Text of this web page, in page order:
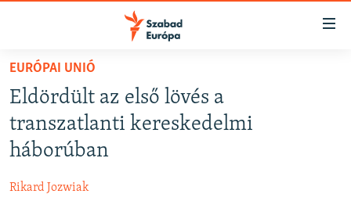
Akadálymentes
Ugrás
fő
oldalra
Ugrás
tartalomjegyzékre
NAPIRENDEN
PODCASTOK
ELEMZŐ
EURÓPAI UNIÓ
Eldördült az első lövés a
transzatlanti kereskedelmi
háborúban
Rikard Jozwiak